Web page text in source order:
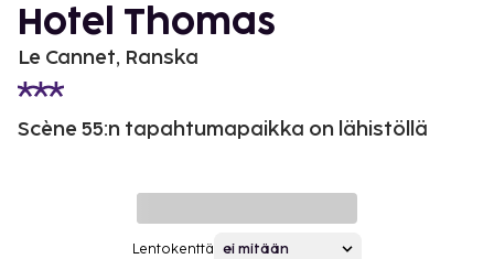
Hotel Thomas
Le Cannet, Ranska
Scène 55:n tapahtumapaikka on lähistöllä
Lentokenttä